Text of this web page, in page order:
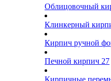
Облицовочный
Клинкерный
Кирпич ручной
Печной кирпич 27
Кирпичные